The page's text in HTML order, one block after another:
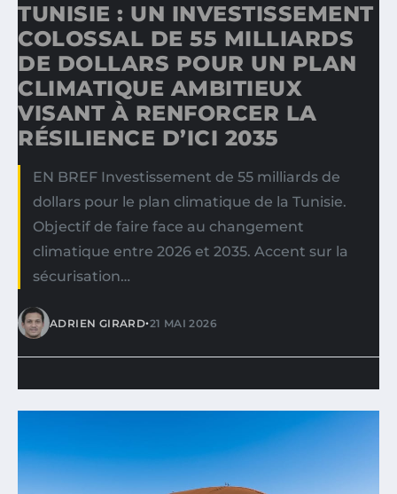
TUNISIE : UN INVESTISSEMENT
COLOSSAL DE 55 MILLIARDS
DE DOLLARS POUR UN PLAN
CLIMATIQUE AMBITIEUX
VISANT À RENFORCER LA
RÉSILIENCE D’ICI 2035
EN BREF Investissement de 55 milliards de
dollars pour le plan climatique de la Tunisie.
Objectif de faire face au changement
climatique entre 2026 et 2035. Accent sur la
sécurisation…
ADRIEN GIRARD•21 MAI 2026